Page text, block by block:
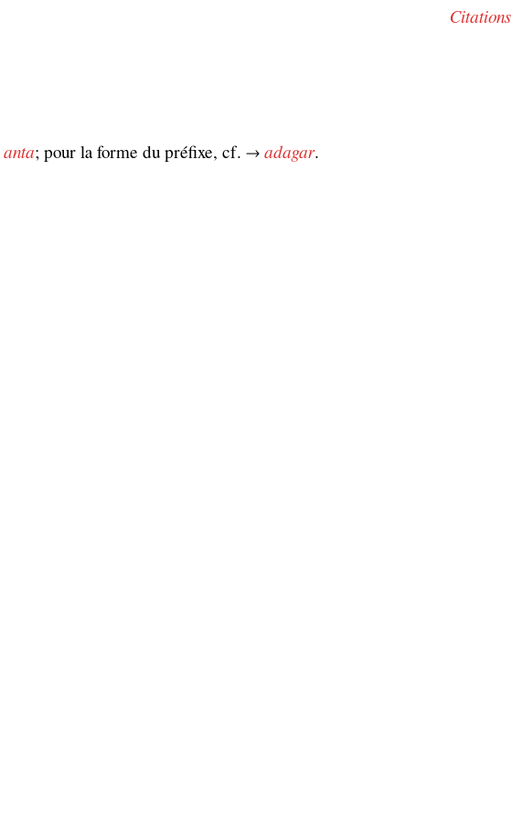
Citations
anta; pour la forme du préfixe, cf. → adagar.